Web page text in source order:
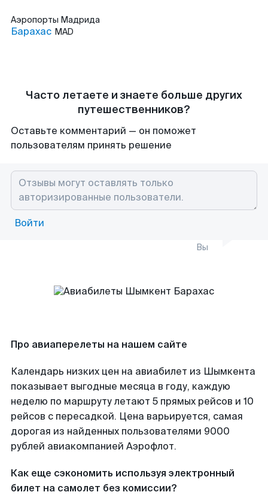
Аэропорты Мадрида
Барахас MAD
Часто летаете и знаете больше других
путешественников?
Оставьте комментарий — он поможет
пользователям принять решение
Войти
Вы
Про авиаперелеты на нашем сайте
Календарь низких цен на авиабилет из Шымкента
показывает выгодные месяца в году, каждую
неделю по маршруту летают 5 прямых рейсов и 10
рейсов с пересадкой. Цена варьируется, самая
дорогая из найденных пользователями 9000
рублей авиакомпанией Аэрофлот.
Как еще сэкономить используя электронный
билет на самолет без комиссии?